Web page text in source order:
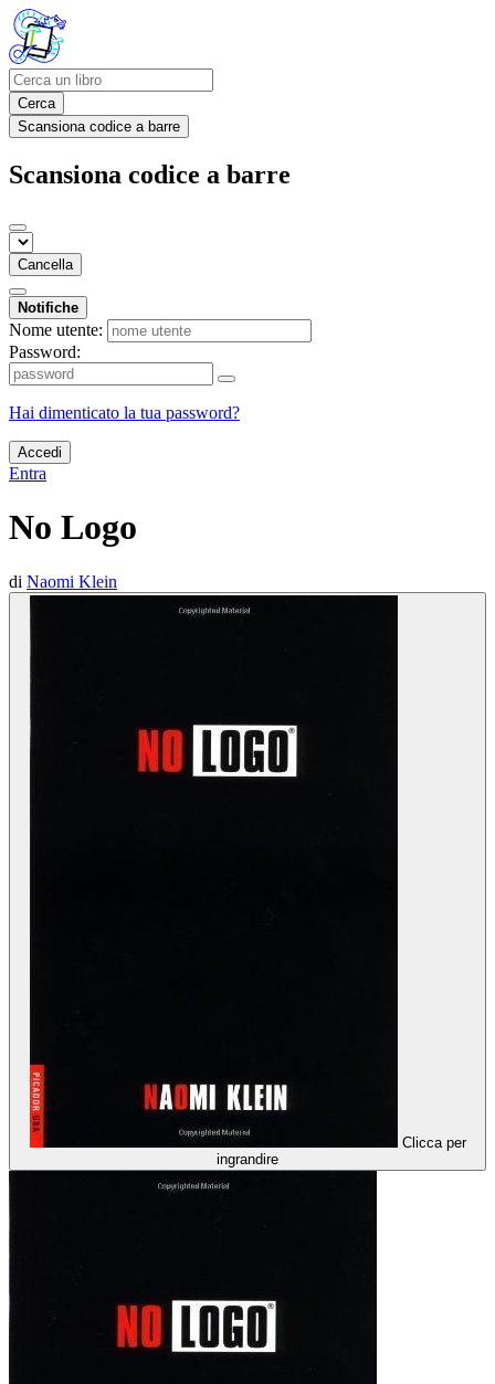
Cerca
Scansiona codice a barre
Scansiona codice a barre
Cancella
Notifiche
Nome utente:
Password:
Hai dimenticato la tua password?
Accedi
Entra
No Logo
di Naomi Klein
Clicca per
ingrandire